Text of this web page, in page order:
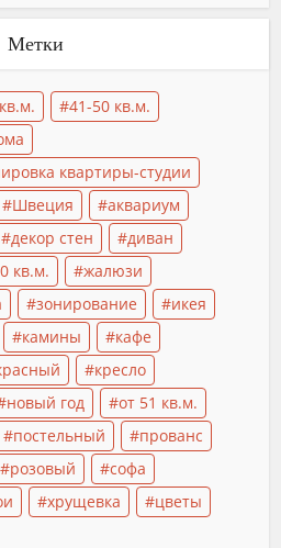
Метки
41-50 кв.м.
квартиры-студии
Швеция
аквариум
декор стен
диван
кв.м.
жалюзи
зонирование
икея
камины
кафе
кресло
новый год
от 51 кв.м.
постельный
прованс
розовый
софа
хрущевка
цветы